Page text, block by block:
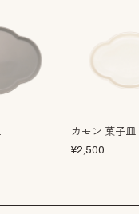
カモン 菓子皿
¥2,500